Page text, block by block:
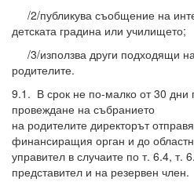
/2/публикува съобщение на
детската градина или училището;
/3/използва други подходящи
родителите.
9.1. В срок не по-малко от 30 дни
провеждане на събранието
на родителите директорът
финансиращия орган и до
управител в случаите по т. 6.4, т.
представител и на резервен член.